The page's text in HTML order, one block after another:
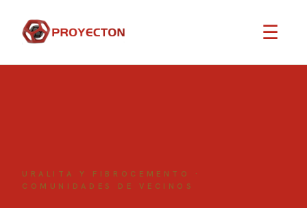
☰
URALITA Y FIBROCEMENTO ·
COMUNIDADES DE VECINOS